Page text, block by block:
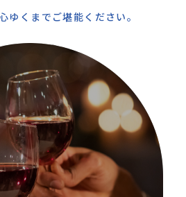
ゆくまでご堪能ください。